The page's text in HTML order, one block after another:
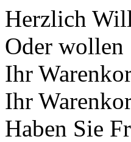
Herzlich
Oder wollen
Ihr
Ihr
Haben Sie